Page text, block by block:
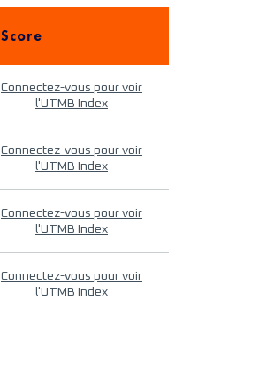
Score
Connectez-vous pour voir
l'UTMB Index
Connectez-vous pour voir
l'UTMB Index
Connectez-vous pour voir
l'UTMB Index
Connectez-vous pour voir
l'UTMB Index